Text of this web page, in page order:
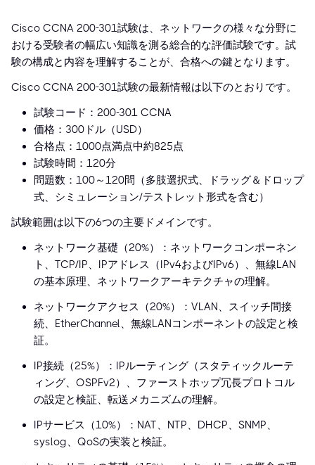
Cisco CCNA 200-301試験は、ネットワークの様々な分野に
おける受験者の幅広い知識を測る総合的な評価試験です。試
験の構成と内容を理解することが、合格への鍵となります。
Cisco CCNA 200-301試験の最新情報は以下のとおりです。
試験コード：200-301 CCNA
価格：300ドル（USD）
合格点：1000点満点中約825点
試験時間：120分
問題数：100～120問（多肢選択式、ドラッグ＆ドロップ
式、シミュレーション/テストレット形式を含む）
試験範囲は以下の6つの主要ドメインです。
ネットワーク基礎（20%）：ネットワークコンポーネン
ト、TCP/IP、IPアドレス（IPv4およびIPv6）、無線LAN
の基本原理、ネットワークアーキテクチャの理解。
ネットワークアクセス（20%）：VLAN、スイッチ間接
続、EtherChannel、無線LANコンポーネントの設定と検
証。
IP接続（25%）：IPルーティング（スタティックルーテ
ィング、OSPFv2）、ファーストホップ冗長プロトコル
の設定と検証、転送メカニズムの理解。
IPサービス（10%）：NAT、NTP、DHCP、SNMP、
syslog、QoSの実装と検証。